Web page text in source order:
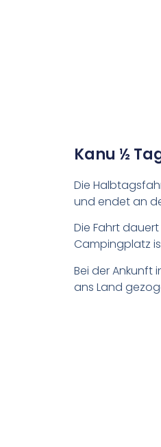
Kanu ½
Die
und endet an
Die Fahrt
Campingplatz
Bei der Ankunft
ans Land